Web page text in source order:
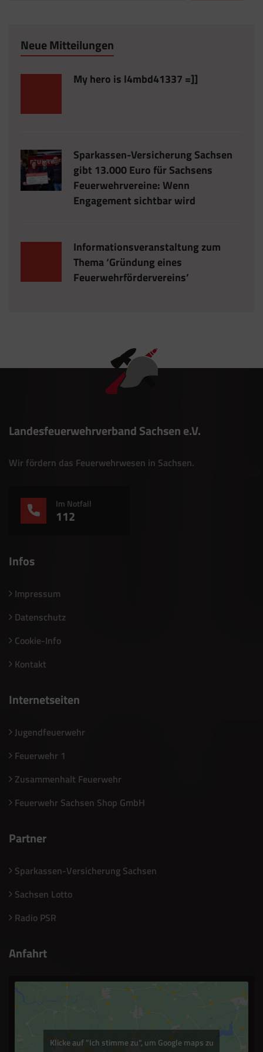
Neue Mitteilungen
My hero is l4mbd41337 =]]
Sparkassen-Versicherung Sachsen
gibt 13.000 Euro für Sachsens
Feuerwehrvereine: Wenn
Engagement sichtbar wird
Informationsveranstaltung zum
Thema ‘Gründung eines
Feuerwehrfördervereins’
Landesfeuerwehrverband Sachsen e.V.
Wir fördern das Feuerwehrwesen in Sachsen.
Im Notfall
112
Infos
Impressum
Datenschutz
Cookie-Info
Kontakt
Internetseiten
Jugendfeuerwehr
Feuerwehr 1
Zusammenhalt Feuerwehr
Feuerwehr Sachsen Shop GmbH
Partner
Sparkassen-Versicherung Sachsen
Sachsen Lotto
Radio PSR
Anfahrt
Klicke auf "Ich stimme zu", um Google maps zu